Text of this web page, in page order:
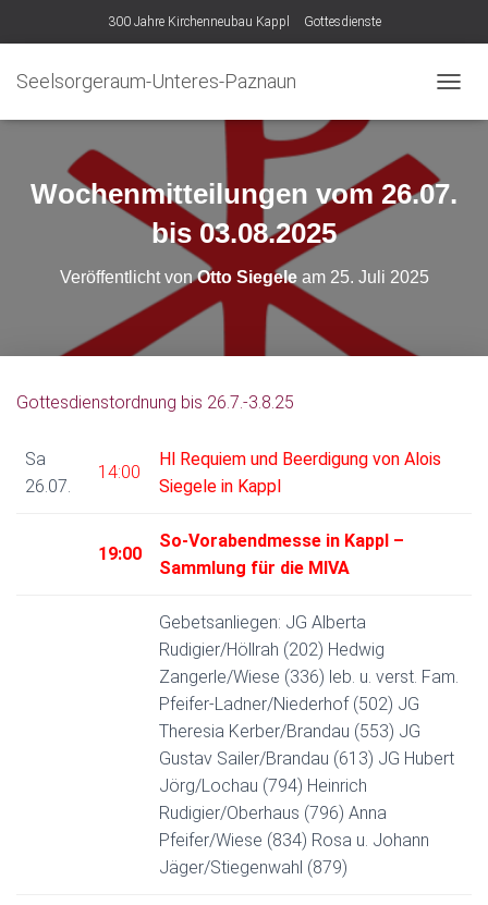
300 Jahre Kirchenneubau Kappl Gottesdienste
Seelsorgeraum-Unteres-Paznaun
A
G
A
Wochenmitteilungen vom 26.07.
bis 03.08.2025
Veröffentlicht vonOtto Siegeleam 25. Juli 2025
Gottesdienstordnung bis 26.7.-3.8.25
Sa
26.07.
14:00
Hl Requiem und Beerdigung von Alois
Siegele in Kappl
19:00
So-Vorabendmesse in Kappl –
Sammlung für die MIVA
Gebetsanliegen: JG Alberta
Rudigier/Höllrah (202) Hedwig
Zangerle/Wiese (336) leb. u. verst. Fam.
Pfeifer-Ladner/Niederhof (502) JG
Theresia Kerber/Brandau (553) JG
Gustav Sailer/Brandau (613) JG Hubert
Jörg/Lochau (794) Heinrich
Rudigier/Oberhaus (796) Anna
Pfeifer/Wiese (834) Rosa u. Johann
Jäger/Stiegenwahl (879)